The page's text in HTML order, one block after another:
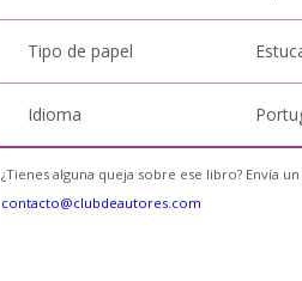
Tipo de papel
Idioma
¿Tienes alguna queja sobre ese libro? Envía
contacto@clubdeautores.com